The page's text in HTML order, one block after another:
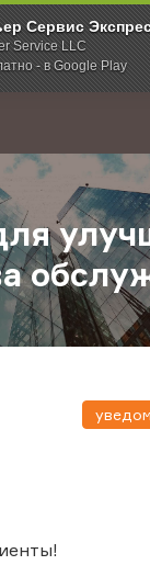
Сервис
Service LLC
- в Google Play
Новости